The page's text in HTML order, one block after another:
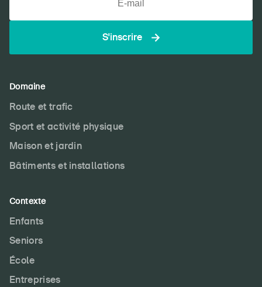
S'inscrire
Domaine
Route et trafic
Sport et activité physique
Maison et jardin
Bâtiments et installations
Contexte
Enfants
Seniors
École
Entreprises